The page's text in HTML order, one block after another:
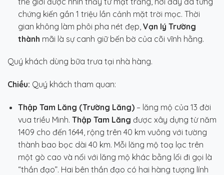
chứng kiến gần 1 triệu lần cảnh mặt trời mọc. Thời
gian không làm phôi pha nét đẹp, Vạn lý Trường
thành mãi là sự canh giữ bến bờ của cõi vĩnh hằng.
Quý khách dùng bữa trưa tại nhà hàng.
Chiều: Quý khách tham quan:
Thập Tam Lăng (Trường Lăng)– lăng mộ của 13 đời
vua triều Minh. Thập Tam Lăng được xây dựng từ năm
1409 cho đến 1644, rộng trên 40 km vuông với tường
thành bao bọc dài 40 km. Mỗi lăng mộ toạ lạc trên
một gò cao và nối với lăng mộ khác bằng lối đi gọi là
“thần đạo”. Hai bên thần đạo có hai hàng tượng lính